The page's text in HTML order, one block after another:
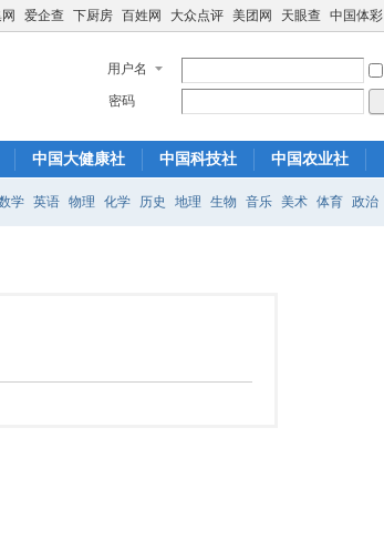
爱企查 下厨房 百姓网 大众点评 美团网 天眼查 中国体彩
用户名
密码
中国大健康社 中国科技社
中国农业社
学 英语 物理 化学 历史 地理 生物 音乐 美术 体育 政治